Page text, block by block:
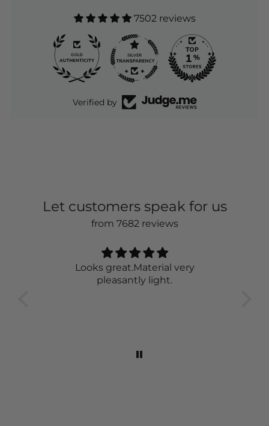
7502 reviews
7502
Verified by
Let customers speak for us
from 7682 reviews
Very nice 👍
The sweater is just awesome. It is